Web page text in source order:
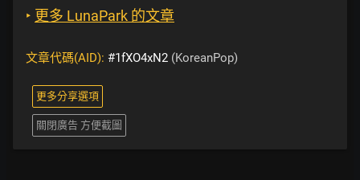
‣ 更多 LunaPark 的文章
文章代碼(AID): #1fXO4xN2 (KoreanPop)
更多分享選項
關閉廣告 方便截圖